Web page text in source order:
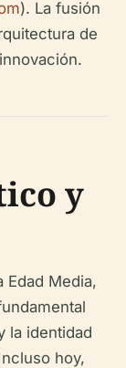
). La fusión
de
y
Edad Media,
la identidad
hoy,